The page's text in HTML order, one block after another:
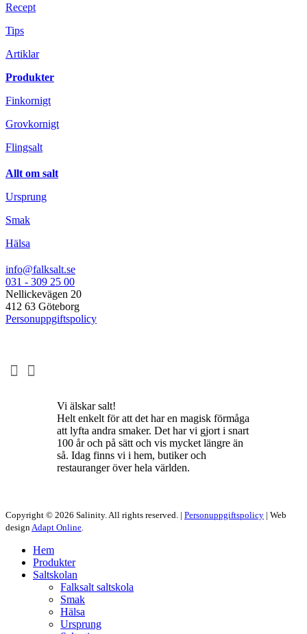
Recept
Tips
Artiklar
Produkter
Finkornigt
Grovkornigt
Flingsalt
Allt om salt
Ursprung
Smak
Hälsa
info@falksalt.se
031 - 309 25 00
Nellickevägen 20
412 63 Göteborg
Personuppgiftspolicy
Vi älskar salt!
Helt enkelt för att det har en magisk förmåga
att lyfta andra smaker. Det har vi gjort i snart
100 år och på sätt och vis mycket längre än
så. Idag finns vi i hem, butiker och
restauranger över hela världen.
Copyright © 2026 Salinity. All rights reserved. | Personuppgiftspolicy | Web
design Adapt Online
Hem
Produkter
Saltskolan
Falksalt saltskola
Smak
Hälsa
Ursprung